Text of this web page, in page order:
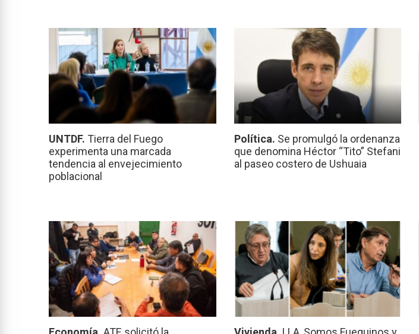
UNTDF. Tierra del Fuego
experimenta una marcada
tendencia al envejecimiento
poblacional
Política. Se promulgó la ordenanza
que denomina Héctor “Tito” Stefani
al paseo costero de Ushuaia